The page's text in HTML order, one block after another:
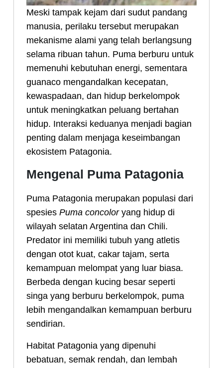
Meski tampak kejam dari sudut pandang
manusia, perilaku tersebut merupakan
mekanisme alami yang telah berlangsung
selama ribuan tahun. Puma berburu untuk
memenuhi kebutuhan energi, sementara
guanaco mengandalkan kecepatan,
kewaspadaan, dan hidup berkelompok
untuk meningkatkan peluang bertahan
hidup. Interaksi keduanya menjadi bagian
penting dalam menjaga keseimbangan
ekosistem Patagonia.
Mengenal Puma Patagonia
Puma Patagonia merupakan populasi dari
spesies Puma concoloryang hidup di
wilayah selatan Argentina dan Chili.
Predator ini memiliki tubuh yang atletis
dengan otot kuat, cakar tajam, serta
kemampuan melompat yang luar biasa.
Berbeda dengan kucing besar seperti
singa yang berburu berkelompok, puma
lebih mengandalkan kemampuan berburu
sendirian.
Habitat Patagonia yang dipenuhi
bebatuan, semak rendah, dan lembah